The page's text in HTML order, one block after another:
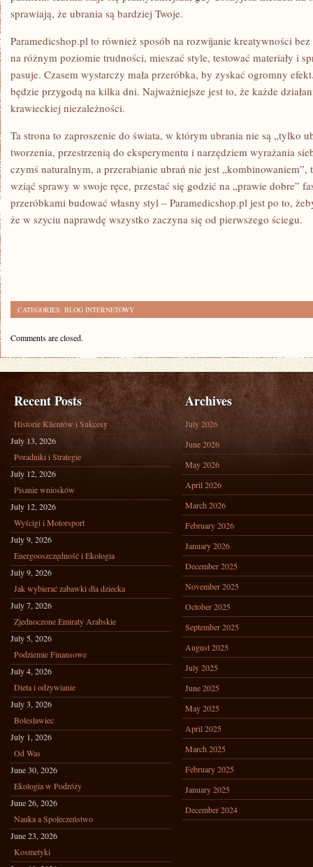
sprawiają, że ubrania są bardziej Twoje.
Paramedicshop.pl to również sposób na rozwijanie kreatywności
na różnym poziomie trudności, mieszać style, testować materiały i
pasuje. Czasem wystarczy mała przeróbka, by zyskać ogromny
będzie przygodą na kilka dni. Najważniejsze jest to, że każde
krawieckiej niezależności.
Ta strona to zaproszenie do świata, w którym ubrania nie są „tylko
tworzenia, przestrzenią do eksperymentu i narzędziem wyrażania
czymś naturalnym, a przerabianie ubrań nie jest „kombinowaniem”,
wziąć sprawy w swoje ręce, przestać się godzić na „prawie dobre”
przeróbkami budować własny styl – Paramedicshop.pl jest po to,
że w szyciu naprawdę wszystko zaczyna się od pierwszego ściegu.
CATEGORIES: BLOG INTERNETOWY
Comments are closed.
Recent Posts
Historie Klientów i Sukcesy
July 13, 2026
Poradniki i Strategie
July 12, 2026
Pisanie wniosków
July 12, 2026
Wyścigi i Motorsport
July 9, 2026
Energooszczędność i Ekologia
July 9, 2026
Jak wybierać zabawki dla dziecka
July 7, 2026
Zjednoczone Emiraty Arabskie
July 5, 2026
Podziemie Finansowe
July 4, 2026
Dieta i odżywianie
July 3, 2026
Bolesławiec
July 1, 2026
Od Was
June 30, 2026
Ekologia w Podróży
June 26, 2026
Nauka a Społeczeństwo
June 23, 2026
Kosmetyki
Archives
July 2026
June 2026
May 2026
April 2026
March 2026
February 2026
January 2026
December 2025
November 2025
October 2025
September 2025
August 2025
July 2025
June 2025
May 2025
April 2025
March 2025
February 2025
January 2025
December 2024